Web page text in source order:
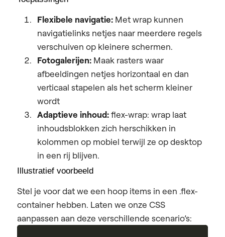
Flexibele navigatie: Met wrap kunnen
navigatielinks netjes naar meerdere regels
verschuiven op kleinere schermen.
Fotogalerijen: Maak rasters waar
afbeeldingen netjes horizontaal en dan
verticaal stapelen als het scherm kleiner
wordt
Adaptieve inhoud:flex-wrap: wrap laat
inhoudsblokken zich herschikken in
kolommen op mobiel terwijl ze op desktop
in een rij blijven.
Illustratief voorbeeld
Stel je voor dat we een hoop items in een .flex-
container hebben. Laten we onze CSS
aanpassen aan deze verschillende scenario’s: